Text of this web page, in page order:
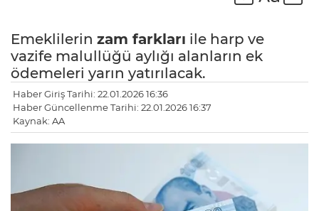
Emeklilerin zam farkları ile harp ve
vazife malullüğü aylığı alanların ek
ödemeleri yarın yatırılacak.
Haber Giriş Tarihi: 22.01.2026 16:36
Haber Güncellenme Tarihi: 22.01.2026 16:37
Kaynak: AA